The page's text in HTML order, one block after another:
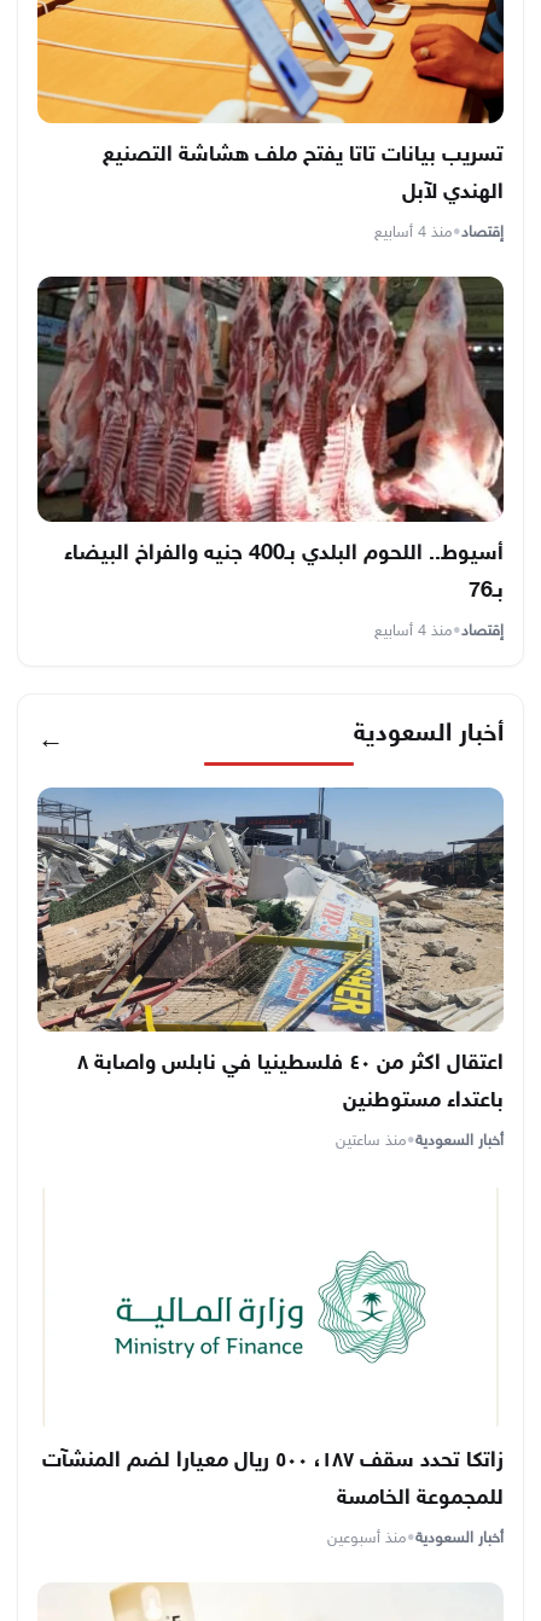
تسريب بيانات تاتا يفتح ملف هشاشة التصنيع
الهندي لآبل
إقتصاد•منذ 4 أسابيع
أسيوط.. اللحوم البلدي بـ400 جنيه والفراخ البيضاء
بـ76
إقتصاد•منذ 4 أسابيع
أخبار السعودية ←
اعتقال اكثر من ٤٠ فلسطينيا في نابلس واصابة ٨
باعتداء مستوطنين
أخبار السعودية•منذ ساعتين
زاتكا تحدد سقف ١٨٧، ٥٠٠ ريال معيارا لضم المنشآت
للمجموعة الخامسة
أخبار السعودية•منذ أسبوعين